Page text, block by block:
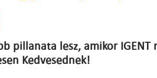
pillanata lesz, amikor IGENT
Kedvesednek!